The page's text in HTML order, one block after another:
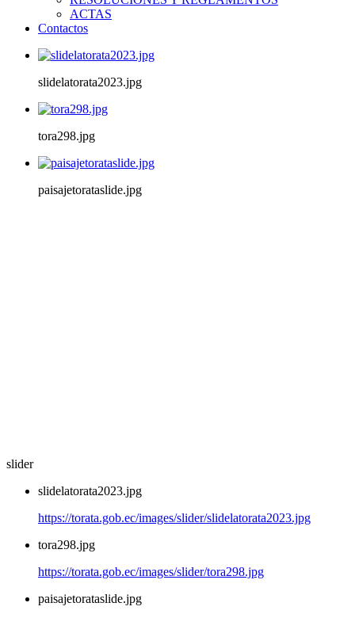
ACTAS
Contactos
slidelatorata2023.jpg
tora298.jpg
paisajetorataslide.jpg
slider
slidelatorata2023.jpg
https://torata.gob.ec/images/slider/slidelatorata2023.jpg
tora298.jpg
https://torata.gob.ec/images/slider/tora298.jpg
paisajetorataslide.jpg